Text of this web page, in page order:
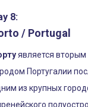
8:
/ Portugal
является
Португалии
из крупных